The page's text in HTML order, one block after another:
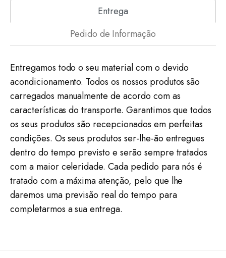
Entrega
Pedido de Informação
Entregamos todo o seu material com o devido
acondicionamento. Todos os nossos produtos são
carregados manualmente de acordo com as
características do transporte. Garantimos que todos
os seus produtos são recepcionados em perfeitas
condições. Os seus produtos ser-lhe-ão entregues
dentro do tempo previsto e serão sempre tratados
com a maior celeridade. Cada pedido para nós é
tratado com a máxima atenção, pelo que lhe
daremos uma previsão real do tempo para
completarmos a sua entrega.